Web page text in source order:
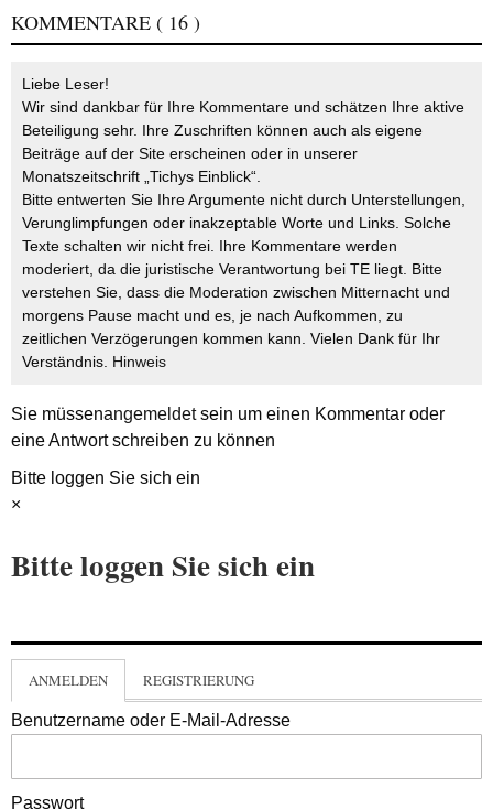
KOMMENTARE ( 16 )
Liebe Leser!
Wir sind dankbar für Ihre Kommentare und schätzen Ihre aktive
Beteiligung sehr. Ihre Zuschriften können auch als eigene
Beiträge auf der Site erscheinen oder in unserer
Monatszeitschrift „Tichys Einblick“.
Bitte entwerten Sie Ihre Argumente nicht durch Unterstellungen,
Verunglimpfungen oder inakzeptable Worte und Links. Solche
Texte schalten wir nicht frei. Ihre Kommentare werden
moderiert, da die juristische Verantwortung bei TE liegt. Bitte
verstehen Sie, dass die Moderation zwischen Mitternacht und
morgens Pause macht und es, je nach Aufkommen, zu
zeitlichen Verzögerungen kommen kann. Vielen Dank für Ihr
Verständnis. Hinweis
Sie müssenangemeldetsein um einen Kommentar oder
eine Antwort schreiben zu können
Bitte loggen Sie sich ein
×
Bitte loggen Sie sich ein
ANMELDEN REGISTRIERUNG
Benutzername oder E-Mail-Adresse
Passwort